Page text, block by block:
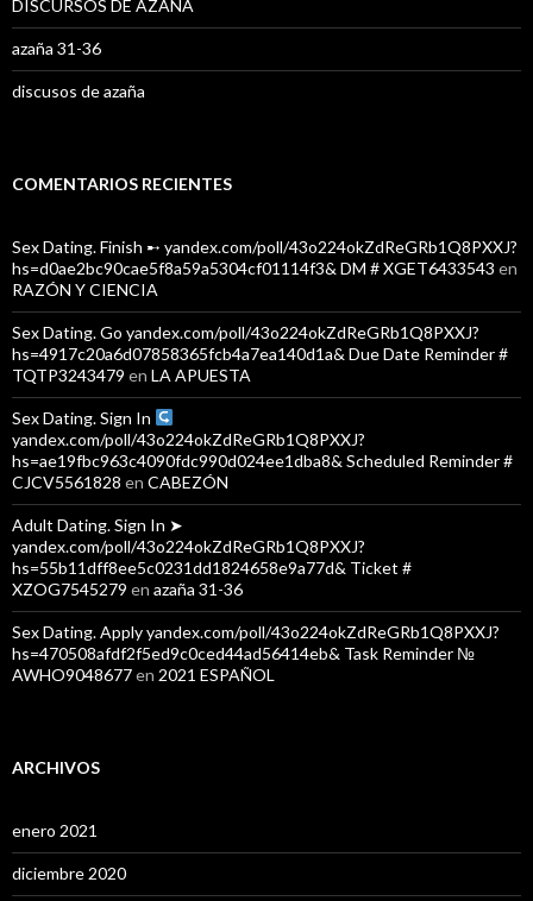
DISCURSOS DE AZAÑA
azaña 31-36
discusos de azaña
COMENTARIOS RECIENTES
Sex Dating. Finish ➸ yandex.com/poll/43o224okZdReGRb1Q8PXXJ?
hs=d0ae2bc90cae5f8a59a5304cf01114f3& DM # XGET6433543 en
RAZÓN Y CIENCIA
Sex Dating. Go yandex.com/poll/43o224okZdReGRb1Q8PXXJ?
hs=4917c20a6d07858365fcb4a7ea140d1a& Due Date Reminder #
TQTP3243479 en LA APUESTA
Sex Dating. Sign In
yandex.com/poll/43o224okZdReGRb1Q8PXXJ?
hs=ae19fbc963c4090fdc990d024ee1dba8& Scheduled Reminder #
CJCV5561828 en CABEZÓN
Adult Dating. Sign In ➤
yandex.com/poll/43o224okZdReGRb1Q8PXXJ?
hs=55b11dff8ee5c0231dd1824658e9a77d& Ticket #
XZOG7545279 en azaña 31-36
Sex Dating. Apply yandex.com/poll/43o224okZdReGRb1Q8PXXJ?
hs=470508afdf2f5ed9c0ced44ad56414eb& Task Reminder №
AWHO9048677en 2021 ESPAÑOL
ARCHIVOS
enero 2021
diciembre 2020